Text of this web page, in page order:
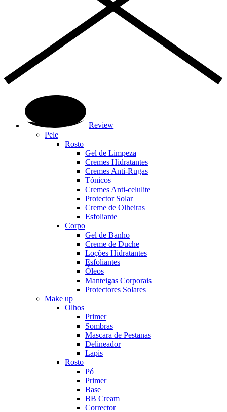
Review
Pele
Rosto
Gel de Limpeza
Cremes Hidratantes
Cremes Anti-Rugas
Tónicos
Cremes Anti-celulite
Protector Solar
Creme de Olheiras
Esfoliante
Corpo
Gel de Banho
Creme de Duche
Loções Hidratantes
Esfoliantes
Óleos
Manteigas Corporais
Protectores Solares
Make up
Olhos
Primer
Sombras
Mascara de Pestanas
Delineador
Lapis
Rosto
Pó
Primer
Base
BB Cream
Corrector